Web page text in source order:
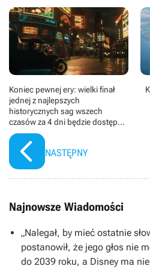
Koniec pewnej ery: wielki finał
jednej z najlepszych
historycznych sag wszech
czasów za 4 dni będzie dostępny
w streamingu
NASTĘPNY
Najnowsze Wiadomości
„Nalegał, by mieć ostatnie
postanowił, że jego głos nie
do 2039 roku, a Disney ma